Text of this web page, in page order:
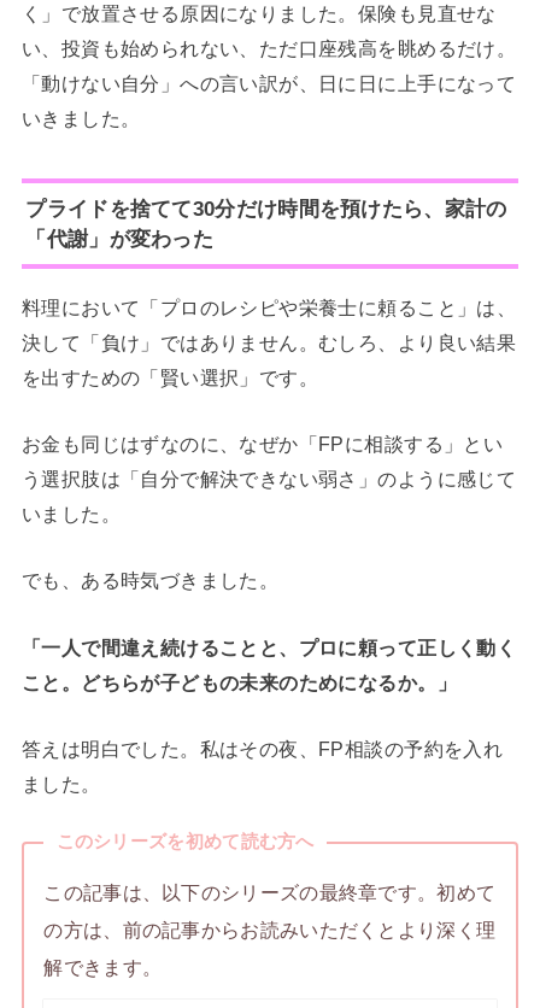
く」で放置させる原因になりました。保険も見直せな
い、投資も始められない、ただ口座残高を眺めるだけ。
「動けない自分」への言い訳が、日に日に上手になって
いきました。
プライドを捨てて30分だけ時間を預けたら、家計の
「代謝」が変わった
料理において「プロのレシピや栄養士に頼ること」は、
決して「負け」ではありません。むしろ、より良い結果
を出すための「賢い選択」です。
お金も同じはずなのに、なぜか「FPに相談する」とい
う選択肢は「自分で解決できない弱さ」のように感じて
いました。
でも、ある時気づきました。
「一人で間違え続けることと、プロに頼って正しく動く
こと。どちらが子どもの未来のためになるか。」
答えは明白でした。私はその夜、FP相談の予約を入れ
ました。
このシリーズを初めて読む方へ
この記事は、以下のシリーズの最終章です。初めて
の方は、前の記事からお読みいただくとより深く理
解できます。